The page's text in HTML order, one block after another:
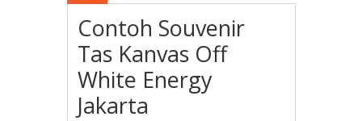
Contoh Souvenir
Tas Kanvas Off
White Energy
Jakarta